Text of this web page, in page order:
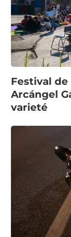
Festival
Arcángel
varieté